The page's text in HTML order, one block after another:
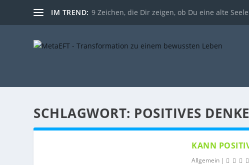
IM TREND: 9 Zeichen, die Dir zeigen, ob Du eine alte
SCHLAGWORT: POSITIVES
KANN
Allgemein |